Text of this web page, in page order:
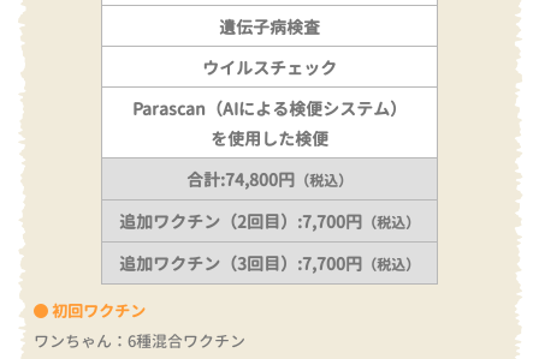
初回ワクチン
ワンちゃん：6種混合ワクチン
遺伝子病検査
ウイルスチェック
Parascan（AIによる検便システム）
を使用した検便
合計:74,800円 （税込）
追加ワクチン（2回目）:7,700円 （税込）
追加ワクチン（3回目）:7,700円 （税込）